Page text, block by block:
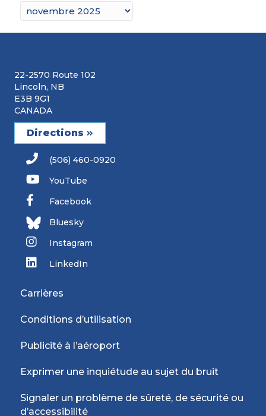
22-2570 Route 102
Lincoln, NB
E3B 9G1
CANADA
Directions
(506) 460-0920
YouTube
Facebook
Bluesky
Instagram
LinkedIn
Carrières
Conditions d’utilisation
Publicité à l’aéroport
Exprimer une inquiétude au sujet du bruit
Signaler un problème de sûreté, de sécurité ou
d’accessibilité